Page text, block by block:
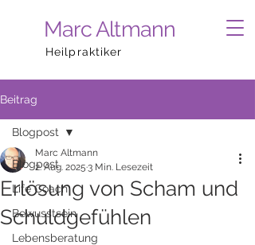
Marc Altmann
Heilpraktiker
Beitrag
Blogpost
Life Coach
Bewusstsein
Lebensberatung
Blogpost
Erlösung von Scham und
Schuldgefühlen
Marc Altmann
2. Aug. 2025 3 Min. Lesezeit